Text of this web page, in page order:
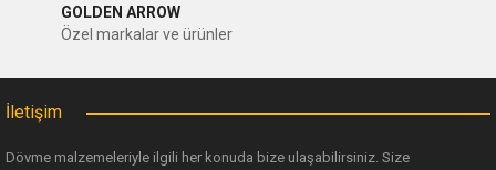
Ürün açıklamasında eksik bilgiler bulunuyor.
GOLDEN ARROW
Özel markalar ve ürünler
İletişim
Dövme malzemeleriyle ilgili her konuda bize ulaşabilirsiniz. Size